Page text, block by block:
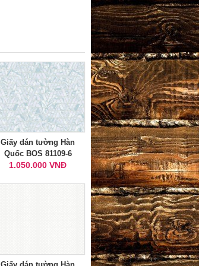
Giấy dán tường Hàn
Quốc BOS 81109-6
1.050.000 VNĐ